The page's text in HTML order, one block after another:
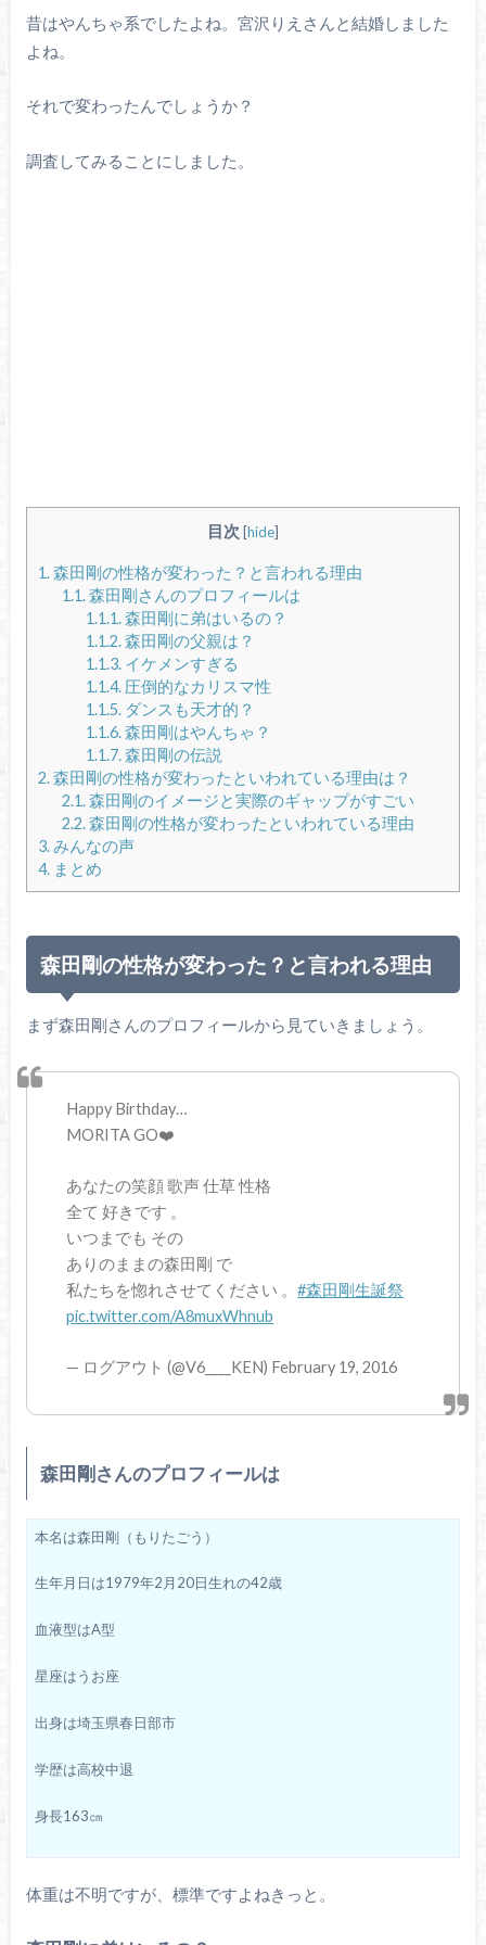
昔はやんちゃ系でしたよね。宮沢りえさんと結婚しました
よね。
それで変わったんでしょうか？
調査してみることにしました。
目次 [hide]
1.森田剛の性格が変わった？と言われる理由
1.1.森田剛さんのプロフィールは
1.1.1.森田剛に弟はいるの？
1.1.2.森田剛の父親は？
1.1.3.イケメンすぎる
1.1.4.圧倒的なカリスマ性
1.1.5.ダンスも天才的？
1.1.6.森田剛はやんちゃ？
1.1.7.森田剛の伝説
2.森田剛の性格が変わったといわれている理由は？
2.1.森田剛のイメージと実際のギャップがすごい
2.2.森田剛の性格が変わったといわれている理由
3.みんなの声
4.まとめ
森田剛の性格が変わった？と言われる理由
まず森田剛さんのプロフィールから見ていきましょう。
Happy Birthday…
MORITA GO❤️
あなたの笑顔 歌声 仕草 性格
全て 好きです 。
いつまでも その
ありのままの森田剛 で
私たちを惚れさせてください 。#森田剛生誕祭
pic.twitter.com/A8muxWhnub
— ログアウト (@V6____KEN) February 19, 2016
森田剛さんのプロフィールは
本名は森田剛（もりたごう）
生年月日は1979年2月20日生れの42歳
血液型はA型
星座はうお座
出身は埼玉県春日部市
学歴は高校中退
身長163㎝
体重は不明ですが、標準ですよねきっと。